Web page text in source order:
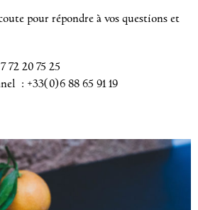
pour répondre à vos questions et
72 20 75 25
: +33(0)6 88 65 91 19